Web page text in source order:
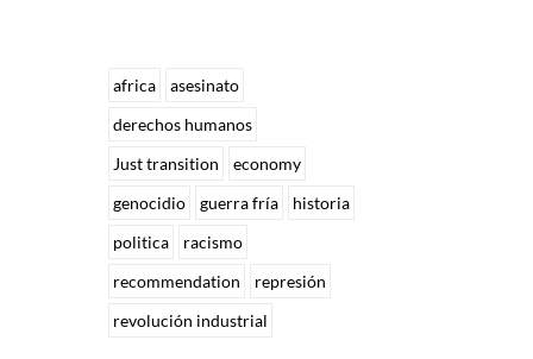
africa
asesinato
derechos humanos
Just transition
economy
genocidio
guerra fría
historia
politica
racismo
recommendation
represión
revolución industrial